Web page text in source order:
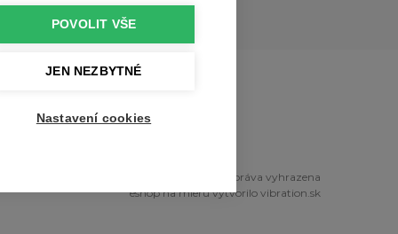
POVOLIT VŠE
JEN NEZBYTNÉ
Nastavení cookies
© 2010 - 2026 profikuchar.cz Všechna práva vyhrazena
eshop na mieruvytvorilo vibration.sk